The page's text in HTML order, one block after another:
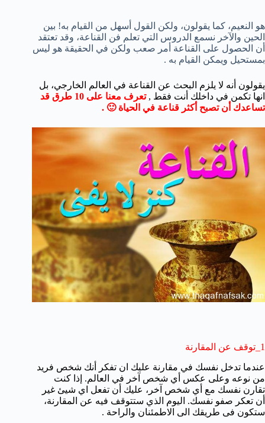
هو النعيم، كما يقولون، ولكن القول أسهل من القيام به! بين
الحين والآخر نسمع الدروس التي تعلم فن القناعة، وقد تعتقد
أن الحصول على القناعة أمر صعب ولكن في الحقيقة هو ليس
بمستحيل ويمكن القيام به .
يقولون أنه لا يلزم البحث عن القناعة في العالم الخارجي، بل
انها تكمن في داخلك أنت فقط ,
تعرف معنا على 10 طرق قد
تساعدك أن تصبح أكثر قناعة في الحياة 🙂 .
1_توقف عن المقارنة
عندما تدخل نفسك في مقارنة عليك ان تفكر أنك شخص فريد
من نوعه وعلى عكس أي شخص آخر في العالم. إذا كنت
تقارن نفسك مع أي شخص آخر، عليك أن تفعل اي شيئ غير
أن تعكر صفو نفسك. اليوم الذي ستتوقف فيه عن المقارنة،
ستكون فى طريقك الى الاطمئنان والراحة .